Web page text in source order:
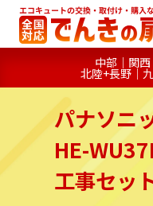
中部 関西
北陸+長野
パナソニ
HE-
工事セッ